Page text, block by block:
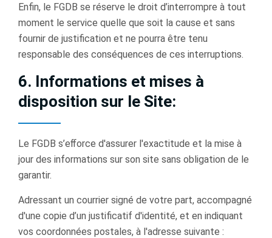
Enﬁn, le FGDB se réserve le droit d’interrompre à tout
moment le service quelle que soit la cause et sans
fournir de justiﬁcation et ne pourra être tenu
responsable des conséquences de ces interruptions.
6. Informations et mises à
disposition sur le Site:
Le FGDB s’eﬀorce d'assurer l'exactitude et la mise à
jour des informations sur son site sans obligation de le
garantir.
Adressant un courrier signé de votre part, accompagné
d'une copie d’un justiﬁcatif d'identité, et en indiquant
vos coordonnées postales, à l'adresse suivante :